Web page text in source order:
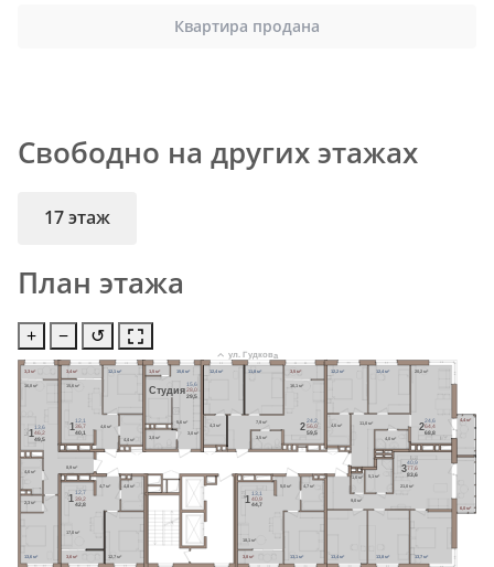
Квартира продана
Свободно на других этажах
17 этаж
План этажа
+ − ↺
12,7 м²
4,8 м²
17,0 м²
4,7 м²
3,6 м²
1
12,7
39,2
42,8
13,6 м²
4,6 м²
3,3 м²
16,8 м²
8,9 м²
2,3 м²
1
13,6
46,2
49,5
12,1 м²
4,4 м²
4,6 м²
3,4 м²
15,6 м²
1
12,1
36,7
40,1
5,6 м²
3,8 м²
15,6 м²
1,5 м²
3,0 м²
Cтудия
15,6
28,0
29,5
12,4 м² 11,8 м²
4,3 м²
16,1 м²
3,5 м²
3,5 м²
7,9 м² 2
24,2
56,0
59,5
12,2 м² 12,4 м² 20,2 м²
11,0 м²
4,0 м²
4,4 м²
4,6 м²
2
24,6
64,4
68,8
13,4 м² 13,8 м² 13,7 м²
21,0 м²
6,0 м²
5,1 м²
9,0 м²
1,6 м²
3
40,9
77,6
83,6
4,7 м²
13,1 м²
18,1 м²
5,0 м²
3,8 м²
1
13,1
40,9
44,7
ул. Гудкова